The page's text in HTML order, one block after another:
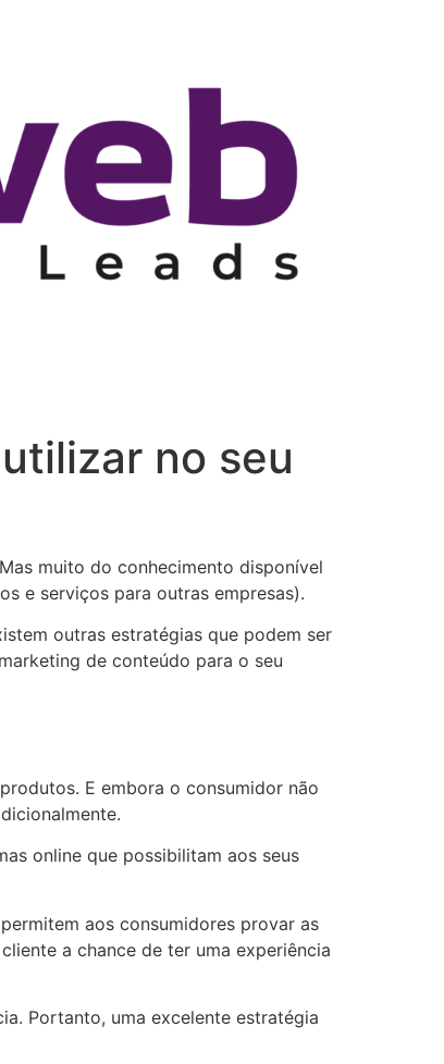
no seu
muito do conhecimento disponível
e serviços para outras empresas).
outras estratégias que podem ser
de conteúdo para o seu
E embora o consumidor não
online que possibilitam aos seus
aos consumidores provar as
a chance de ter uma experiência
Portanto, uma excelente estratégia